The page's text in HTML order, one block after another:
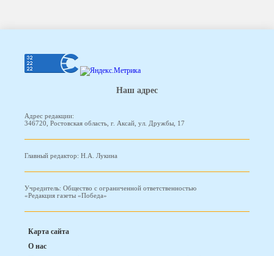
Наш адрес
Адрес редакции:
346720, Ростовская область, г. Аксай, ул. Дружбы, 17
Главный редактор: Н.А. Лукина
Учредитель: Общество с ограниченной ответственностью
«Редакция газеты «Победа»
Карта сайта
О нас